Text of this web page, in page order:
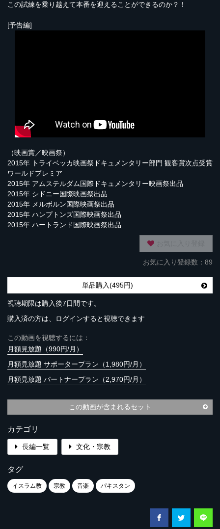
この試練を乗り越えて本番を迎えることができるのか？！
[予告編]
（映画賞／映画祭）
2015年 トライベッカ映画祭ドキュメンタリー部門 観客賞次点受賞
ワールドプレミア
2015年 アムステルダム国際ドキュメンタリー映画祭出品
2015年 シドニー国際映画祭出品
2015年 メルボルン国際映画祭出品
2015年 ハンプトンズ国際映画祭出品
2015年 ハートランド国際映画祭出品
お気に入り登録数：89
単品購入(495円)
視聴期限は購入後7日間です。
購入済の方は、ログインすると視聴できます
この動画を視聴するには：
月額見放題（990円/月）
月額見放題 サポータープラン（1,980円/月）
月額見放題 パートナープラン（2,970円/月）
この動画が含まれるセット
カテゴリ
長編一覧 文化・宗教
タグ
イスラム教 宗教 音楽 パキスタン